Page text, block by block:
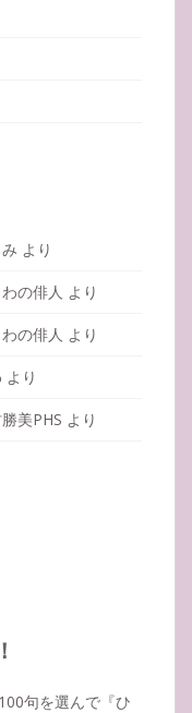
より
の俳人 より
の俳人 より
より
美PHS より
句を選んで『ひ